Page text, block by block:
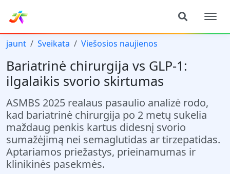
jaunt Sveikata Viešosios naujienos
Bariatrinė chirurgija vs GLP‑1:
ilgalaikis svorio skirtumas
ASMBS 2025 realaus pasaulio analizė rodo,
kad bariatrinė chirurgija po 2 metų sukelia
maždaug penkis kartus didesnį svorio
sumažėjimą nei semaglutidas ar tirzepatidas.
Aptariamos priežastys, prieinamumas ir
klinikinės pasekmės.